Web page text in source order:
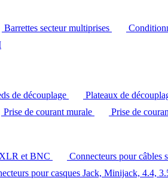
Barrettes secteur multiprises
de découplage Plateaux de
Prise de courant murale Prise de
et BNC Connecteurs pour câbles
pour casques Jack, Minijack, 4.4,